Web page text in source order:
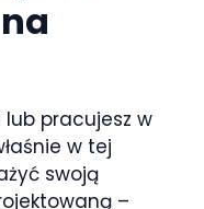
pracujesz w
w tej
swoją
–